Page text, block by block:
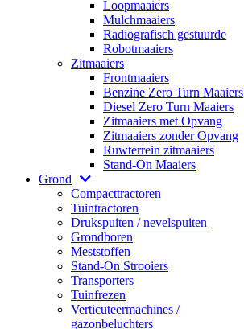
Loopmaaiers
Mulchmaaiers
Radiografisch gestuurde
Robotmaaiers
Zitmaaiers
Frontmaaiers
Benzine Zero Turn Maaiers
Diesel Zero Turn Maaiers
Zitmaaiers met Opvang
Zitmaaiers zonder Opvang
Ruwterrein zitmaaiers
Stand-On Maaiers
Grond
Compacttractoren
Tuintractoren
Drukspuiten / nevelspuiten
Grondboren
Meststoffen
Stand-On Strooiers
Transporters
Tuinfrezen
Verticuteermachines /
gazonbeluchters